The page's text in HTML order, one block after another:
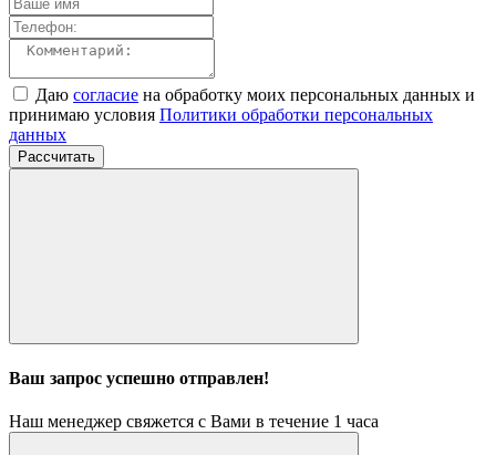
Даю согласие на обработку моих персональных данных и
принимаю условия Политики обработки персональных
данных
Рассчитать
Ваш запрос успешно отправлен!
Наш менеджер свяжется с Вами в течение 1 часа